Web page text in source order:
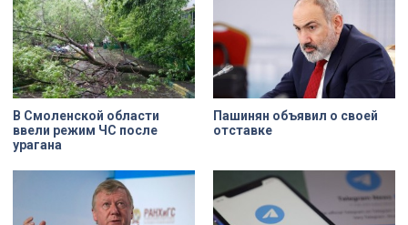
В Смоленской области
ввели режим ЧС после
урагана
Пашинян объявил о своей
отставке